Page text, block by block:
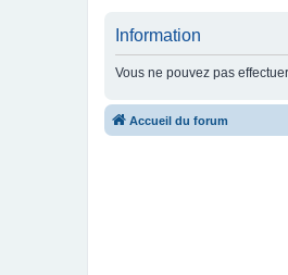
Information
Vous ne pouvez pas
Accueil du forum